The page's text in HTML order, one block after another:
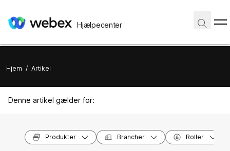
Hjælpecenter
Hjem / Artikel
Denne artikel gælder for:
Produkter Brancher Roller